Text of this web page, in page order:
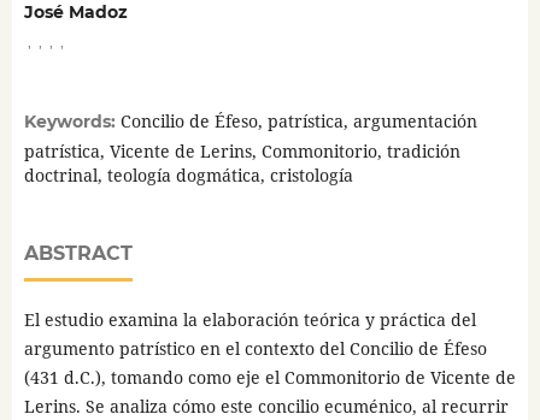
José Madoz
Keywords: Concilio de Éfeso, patrística, argumentación
patrística, Vicente de Lerins, Commonitorio, tradición
doctrinal, teología dogmática, cristología
ABSTRACT
El estudio examina la elaboración teórica y práctica del
argumento patrístico en el contexto del Concilio de Éfeso
(431 d.C.), tomando como eje el Commonitorio de Vicente de
Lerins. Se analiza cómo este concilio ecuménico, al recurrir